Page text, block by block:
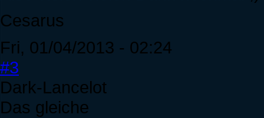
Cesarus
Fri, 01/04/2013 - 02:24
#3
Dark-Lancelot
Das gleiche